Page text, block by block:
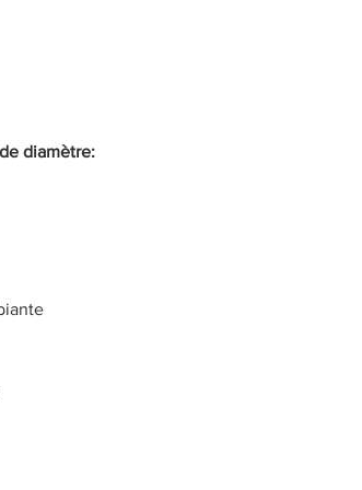
et Brioches
diamètre: